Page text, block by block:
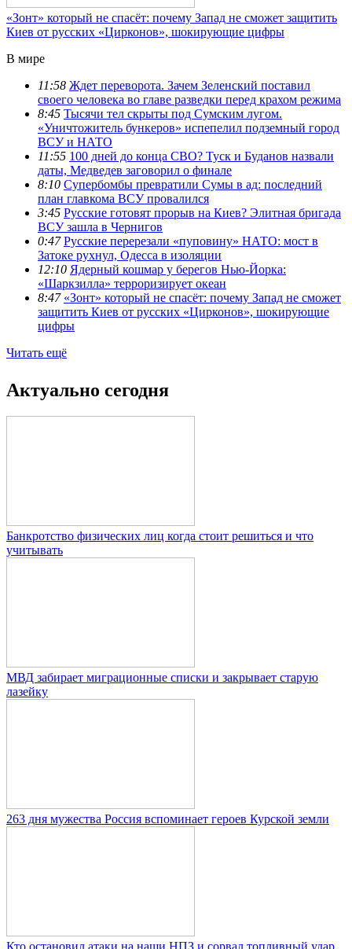
«Зонт» который не спасёт: почему Запад не сможет защитить
Киев от русских «Цирконов», шокирующие цифры
В мире
11:58 Ждет переворота. Зачем Зеленский поставил
своего человека во главе разведки перед крахом режима
8:45 Тысячи тел скрыты под Сумским лугом.
«Уничтожитель бункеров» испепелил подземный город
ВСУ и НАТО
11:55 100 дней до конца СВО? Туск и Буданов назвали
даты, Медведев заговорил о финале
8:10 Супербомбы превратили Сумы в ад: последний
план главкома ВСУ провалился
3:45 Русские готовят прорыв на Киев? Элитная бригада
ВСУ зашла в Чернигов
0:47 Русские перерезали «пуповину» НАТО: мост в
Затоке рухнул, Одесса в изоляции
12:10 Ядерный кошмар у берегов Нью-Йорка:
«Шаркзилла» терроризирует океан
8:47 «Зонт» который не спасёт: почему Запад не сможет
защитить Киев от русских «Цирконов», шокирующие
цифры
Читать ещё
Актуально сегодня
Банкротство физических лиц когда стоит решиться и что
учитывать
МВД забирает миграционные списки и закрывает старую
лазейку
263 дня мужества Россия вспоминает героев Курской земли